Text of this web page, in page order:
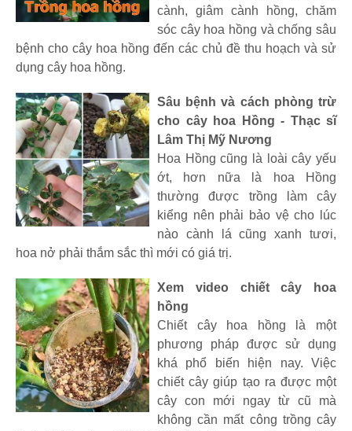
cành, giâm cành hồng, chăm
sóc cây hoa hồng và chống sâu
bệnh cho cây hoa hồng đến các chủ đề thu hoạch và sử
dụng cây hoa hồng.
Sâu bệnh và cách phòng trừ
cho cây hoa Hồng - Thạc sĩ
Lâm Thị Mỹ Nương
Hoa Hồng cũng là loài cây yếu
ớt, hơn nữa là hoa Hồng
thường được trồng làm cây
kiểng nên phải bảo vệ cho lúc
nào cành lá cũng xanh tươi,
hoa nở phải thắm sắc thì mới có giá trị.
Xem video chiết cây hoa
hồng
Chiết cây hoa hồng là một
phương pháp được sử dụng
khá phổ biến hiện nay. Việc
chiết cây giúp tạo ra được một
cây con mới ngay từ cũ mà
không cần mất công trồng cây